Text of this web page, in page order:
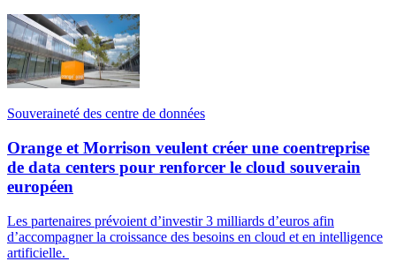
Souveraineté des centre de données
Orange et Morrison veulent créer une coentreprise
de data centers pour renforcer le cloud souverain
européen
Les partenaires prévoient d’investir 3 milliards d’euros afin
d’accompagner la croissance des besoins en cloud et en intelligence
artificielle.